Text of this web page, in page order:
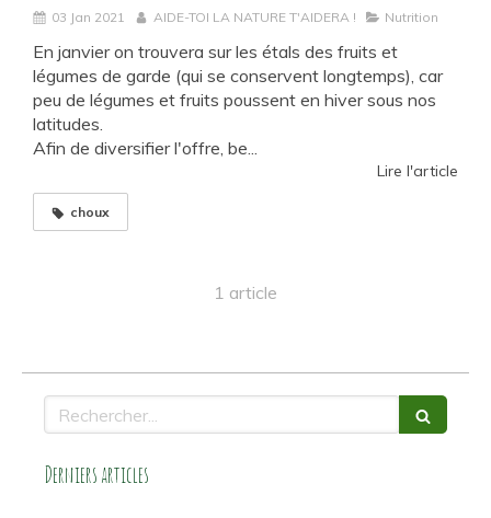
03 Jan 2021 AIDE-TOI LA NATURE T'AIDERA ! Nutrition
En janvier on trouvera sur les étals des fruits et
légumes de garde (qui se conservent longtemps), car
peu de légumes et fruits poussent en hiver sous nos
latitudes.
Afin de diversifier l'offre, be...
Lire l'article
choux
1 article
Rechercher
Derniers articles